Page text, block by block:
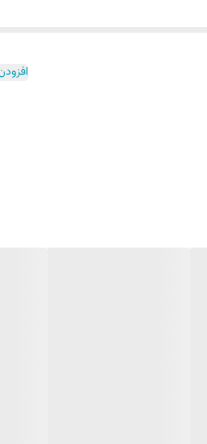
تصویری در ایران، برای مشتریانش در نظر بگیرد. این
هاست. این مورد باعث شد به محض ورود این شرکت